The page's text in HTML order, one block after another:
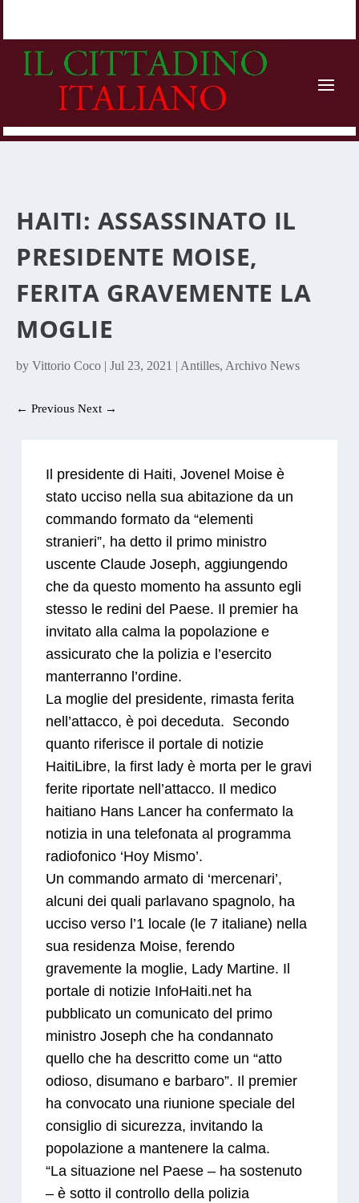
HAITI: ASSASSINATO IL
PRESIDENTE MOISE,
FERITA GRAVEMENTE LA
MOGLIE
byVittorio Coco |Jul 23, 2021 | Antilles, Archivo News
←Previous Next →
Il presidente di Haiti, Jovenel Moise è
stato ucciso nella sua abitazione da un
commando formato da “elementi
stranieri”, ha detto il primo ministro
uscente Claude Joseph, aggiungendo
che da questo momento ha assunto egli
stesso le redini del Paese. Il premier ha
invitato alla calma la popolazione e
assicurato che la polizia e l’esercito
manterranno l’ordine.
La moglie del presidente, rimasta ferita
nell’attacco, è poi deceduta. Secondo
quanto riferisce il portale di notizie
HaitiLibre, la first lady è morta per le gravi
ferite riportate nell’attacco. Il medico
haitiano Hans Lancer ha confermato la
notizia in una telefonata al programma
radiofonico ‘Hoy Mismo’.
Un commando armato di ‘mercenari’,
alcuni dei quali parlavano spagnolo, ha
ucciso verso l’1 locale (le 7 italiane) nella
sua residenza Moise, ferendo
gravemente la moglie, Lady Martine. Il
portale di notizie InfoHaiti.net ha
pubblicato un comunicato del primo
ministro Joseph che ha condannato
quello che ha descritto come un “atto
odioso, disumano e barbaro”. Il premier
ha convocato una riunione speciale del
consiglio di sicurezza, invitando la
popolazione a mantenere la calma.
“La situazione nel Paese – ha sostenuto
– è sotto il controllo della polizia